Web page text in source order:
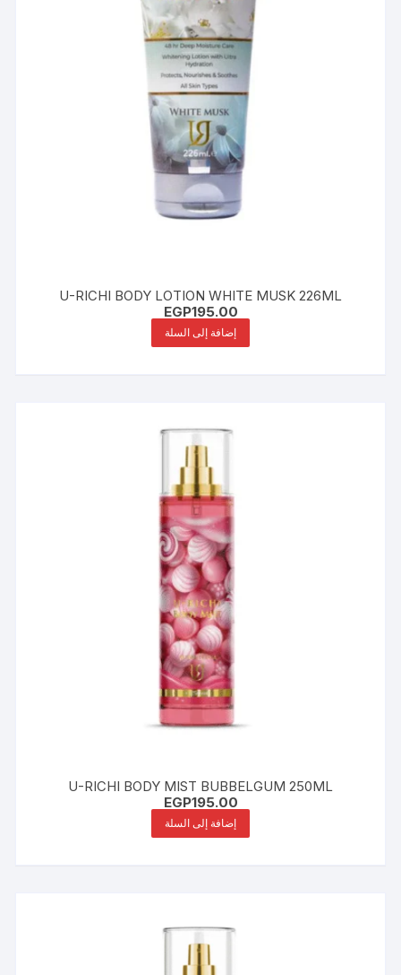
U-RICHI BODY LOTION WHITE MUSK 226ML
EGP195.00
إضافة إلى السلة
U-RICHI BODY MIST BUBBELGUM 250ML
EGP195.00
إضافة إلى السلة